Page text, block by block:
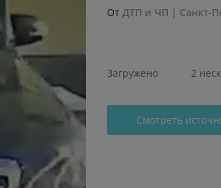
От ДТП и ЧП | Санкт-
Загружено 2
Смотреть